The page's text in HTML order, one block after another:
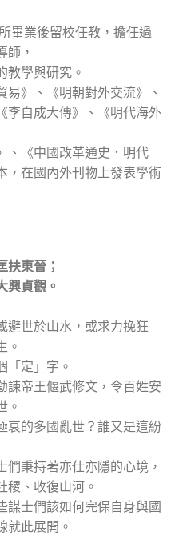
畢業後留校任教，擔任過
師，
教學與研究。
》、《明朝對外交流》、
李自成大傳》、《明代海外
、《中國改革通史．明代
，在國內外刊物上發表學術
扶東晉；
興貞觀。
避世於山水，或求力挽狂
。
「定」字。
諫帝王偃武修文，令百姓安
。
衰的多國亂世？誰又是這紛
秉持著亦仕亦隱的心境，
稷、收復山河。
謀士們該如何完保自身與國
就此展開。